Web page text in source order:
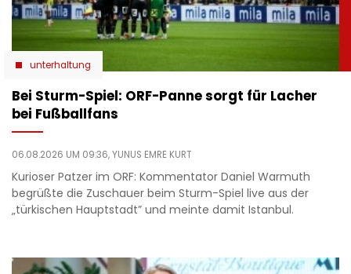
unterhaltung
Bei Sturm-Spiel: ORF-Panne sorgt für Lacher
bei Fußballfans
06.08.2026 UM 09:36,YUNUS EMRE KURT
Kurioser Patzer im ORF: Kommentator Daniel Warmuth
begrüßte die Zuschauer beim Sturm-Spiel live aus der
„türkischen Hauptstadt” und meinte damit Istanbul.